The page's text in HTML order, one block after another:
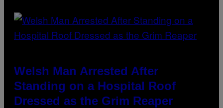
Welsh Man Arrested After
Standing on a Hospital Roof
Dressed as the Grim Reaper